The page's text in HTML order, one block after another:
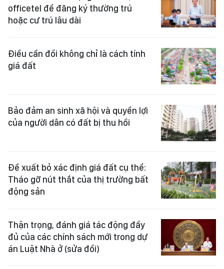
officetel để đăng ký thường trú
hoặc cư trú lâu dài
Điều cần đổi không chỉ là cách tính
giá đất
Bảo đảm an sinh xã hội và quyền lợi
của người dân có đất bị thu hồi
Đề xuất bỏ xác định giá đất cụ thể:
Tháo gỡ nút thắt của thị trường bất
động sản
Thận trọng, đánh giá tác động đầy
đủ của các chính sách mới trong dự
án Luật Nhà ở (sửa đổi)